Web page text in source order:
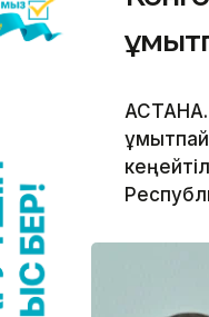
АСТАНА.